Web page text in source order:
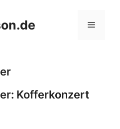
Menü
Kofferkonzert